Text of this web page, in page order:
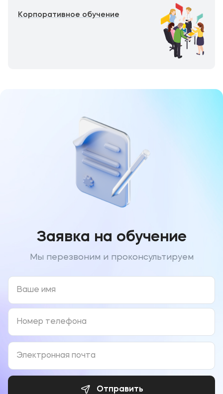
Корпоративное обучение
Заявка на обучение
Мы перезвоним и проконсультируем
Отправить